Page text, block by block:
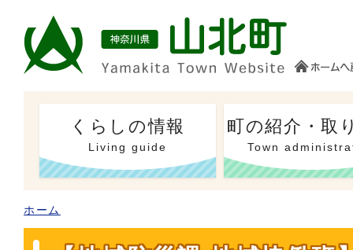
くらしの情報
Living guide
町の紹介・取
Town
ホーム